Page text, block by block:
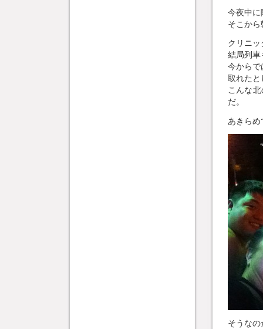
今夜中に
そこか
クリニッ
結局列車
今からで
取れたと
こんな
だ。
あきら
そうなの